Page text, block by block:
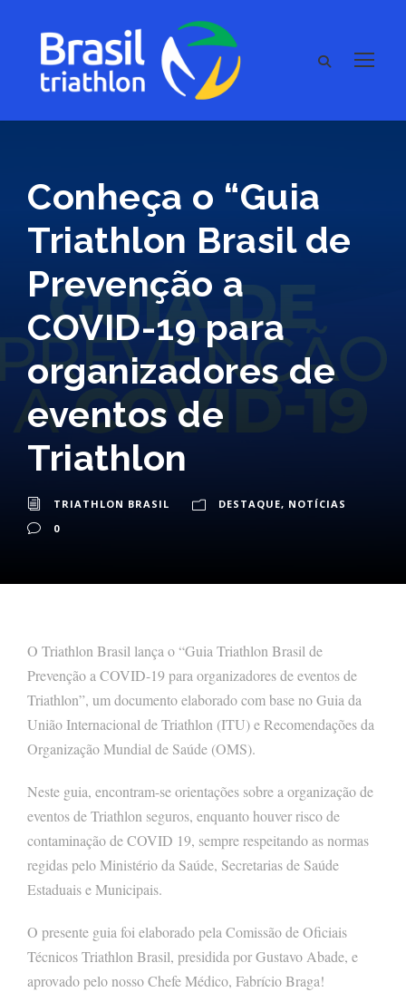
Conheça o “Guia
Triathlon Brasil de
Prevenção a
COVID-19 para
organizadores de
eventos de
Triathlon
TRIATHLON BRASIL DESTAQUE, NOTÍCIAS
0
O Triathlon Brasil lança o “Guia Triathlon Brasil de
Prevenção a COVID-19 para organizadores de eventos de
Triathlon”, um documento elaborado com base no Guia da
União Internacional de Triathlon (ITU) e Recomendações da
Organização Mundial de Saúde (OMS).
Neste guia, encontram-se orientações sobre a organização de
eventos de Triathlon seguros, enquanto houver risco de
contaminação de COVID 19, sempre respeitando as normas
regidas pelo Ministério da Saúde, Secretarias de Saúde
Estaduais e Municipais.
O presente guia foi elaborado pela Comissão de Oficiais
Técnicos Triathlon Brasil, presidida por Gustavo Abade, e
aprovado pelo nosso Chefe Médico, Fabrício Braga!